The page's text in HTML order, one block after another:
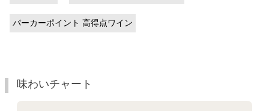
パーカーポイント 高得点ワイン
味わいチャート